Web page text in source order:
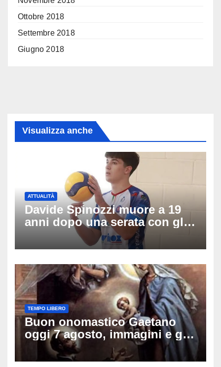
Ottobre 2018
Settembre 2018
Giugno 2018
Visualizza anche
ATTUALITÀ
Davide Spinozzi muore a 19
anni dopo una serata con gli
amici: il mistero dello
schianto senza frenata
TEMPO LIBERO
Buon onomastico Gaetano
oggi 7 agosto, immagini e gif
di auguri da condividere sui
social